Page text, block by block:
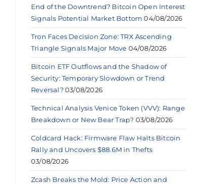
End of the Downtrend? Bitcoin Open Interest
Signals Potential Market Bottom 04/08/2026
Tron Faces Decision Zone: TRX Ascending
Triangle Signals Major Move 04/08/2026
Bitcoin ETF Outflows and the Shadow of
Security: Temporary Slowdown or Trend
Reversal? 03/08/2026
Technical Analysis Venice Token (VVV): Range
Breakdown or New Bear Trap? 03/08/2026
Coldcard Hack: Firmware Flaw Halts Bitcoin
Rally and Uncovers $88.6M in Thefts
03/08/2026
Zcash Breaks the Mold: Price Action and